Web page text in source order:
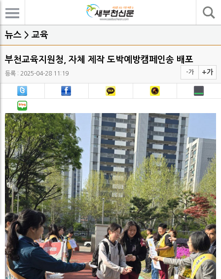
뉴스 > 교육
부천교육지원청, 자체 제작 도박예방캠페인송 배포
등록 : 2025-04-28 11:19 -가 +가